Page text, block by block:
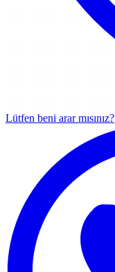
Lütfen beni arar mısınız?